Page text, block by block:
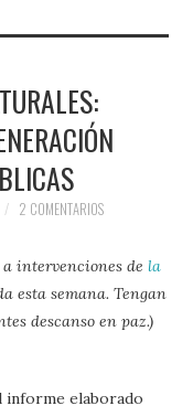
2 COMENTARIOS
intervenciones de la
esta semana. Tengan
descanso en paz.)
informe elaborado